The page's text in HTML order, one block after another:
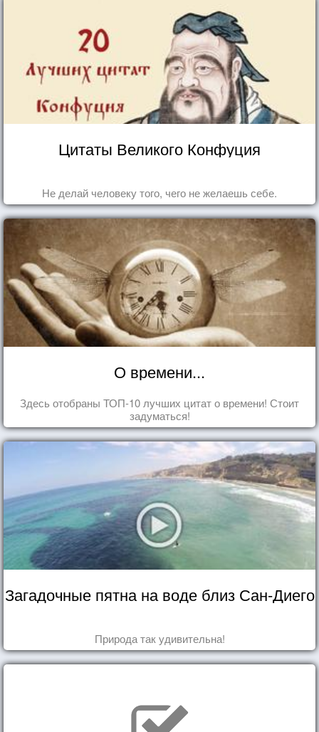
Цитаты Великого Конфуция
Не делай человеку того, чего не желаешь себе.
О времени...
Здесь отобраны ТОП-10 лучших цитат о времени! Стоит
задуматься!
Загадочные пятна на воде близ Сан-Диего
Природа так удивительна!